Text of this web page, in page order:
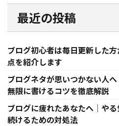
最近の投稿
ブログ初心者は毎日更新した
点を紹介します
ブログネタが思いつかない人
無限に書けるコツを徹底解説
ブログに疲れたあなたへ｜や
続けるための対処法